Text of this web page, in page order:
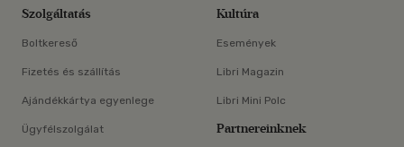
Szolgáltatás
Boltkereső
Fizetés és szállítás
Ajándékkártya egyenlege
Ügyfélszolgálat
Kultúra
Események
Libri Magazin
Libri Mini Polc
Partnereinknek